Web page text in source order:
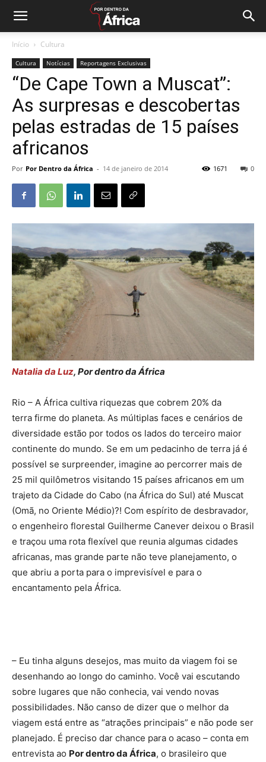
Início Cultura
Cultura Notícias Reportagens Exclusivas
“De Cape Town a Muscat”:
As surpresas e descobertas
pelas estradas de 15 países
africanos
Por Por Dentro da África - 14 de janeiro de 2014 0
1671
Natalia da Luz, Por dentro da África
Rio – A África cultiva riquezas que cobrem 20% da
terra firme do planeta. As múltiplas faces e cenários de
diversidade estão por todos os lados do terceiro maior
continente do mundo. Se em um pedacinho de terra já é
possível se surpreender, imagine ao percorrer mais de
25 mil quilômetros visitando 15 países africanos em um
trajeto da Cidade do Cabo (na África do Sul) até Muscat
(Omã, no Oriente Médio)?! Com espírito de desbravador,
o engenheiro florestal Guilherme Canever deixou o Brasil
e traçou uma rota flexível que reunia algumas cidades
africanas, mas grande parte não teve planejamento, o
que abriu a porta para o imprevisível e para o
encantamento pela África.
– Eu tinha alguns desejos, mas muito da viagem foi se
desenhando ao longo do caminho. Você vai escutando
sobre lugares que não conhecia, vai vendo novas
possibilidades. Não canso de dizer que o melhor da
viagem está entre as “atrações principais” e não pode ser
planejado. É preciso dar chance para o acaso – conta em
entrevista ao Por dentro da África, o brasileiro que